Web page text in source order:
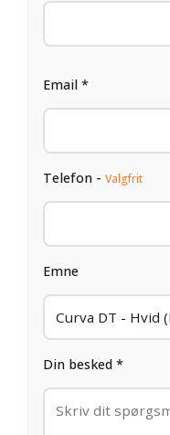
Email *
Telefon - Valgfrit
Emne
Din besked *